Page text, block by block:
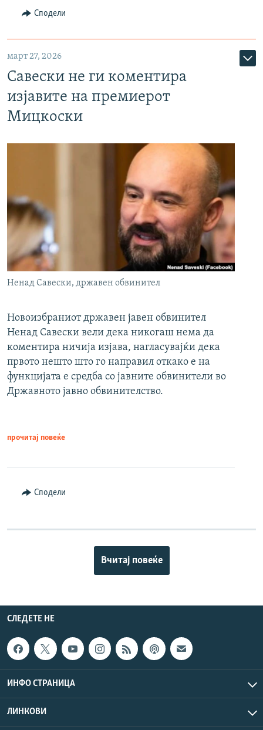
Сподели
март 27, 2026
Савески не ги коментира
изјавите на премиерот
Мицкоски
Ненад Савески, државен обвинител
Новоизбраниот државен јавен обвинител
Ненад Савески вели дека никогаш нема да
коментира ничија изјава, нагласувајќи дека
првото нешто што го направил откако е на
функцијата е средба со јавните обвинители во
Државното јавно обвинителство.
прочитај повеќе
Сподели
Вчитај повеќе
СЛЕДЕТЕ НЕ
ИНФО СТРАНИЦА
ЛИНКОВИ